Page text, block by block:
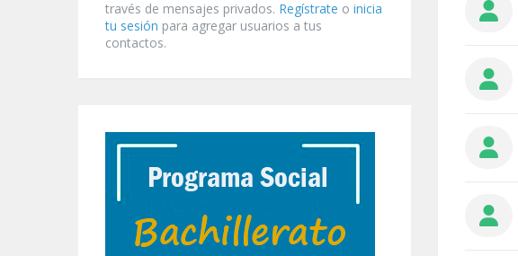
través de mensajes privados. Regístrate o inicia
tu sesión para agregar usuarios a tus
contactos.